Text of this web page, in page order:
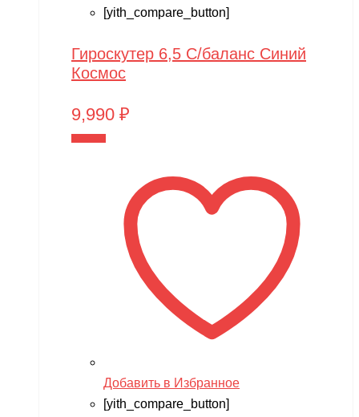
[yith_compare_button]
Гироскутер 6,5 С/баланс Синий
Космос
9,990 ₽
Добавить в Избранное
[yith_compare_button]